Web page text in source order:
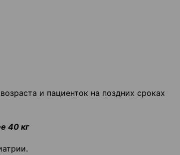
и пациенток на поздних сроках
40 кг